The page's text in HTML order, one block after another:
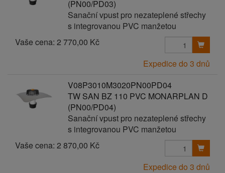
(PN00/PD03)
Sanační vpust pro nezateplené střechy
s integrovanou PVC manžetou
Vaše cena: 2 770,00 Kč
Expedice do 3 dnů
V08P3010M3020PN00PD04
TW SAN BZ 110 PVC MONARPLAN D
(PN00/PD04)
Sanační vpust pro nezateplené střechy
s integrovanou PVC manžetou
Vaše cena: 2 870,00 Kč
Expedice do 3 dnů